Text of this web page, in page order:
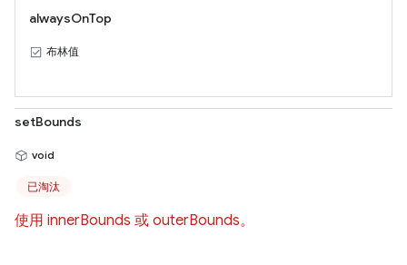
alwaysOnTop
布林值
setBounds
void
已淘汰
使用 innerBounds 或 outerBounds。